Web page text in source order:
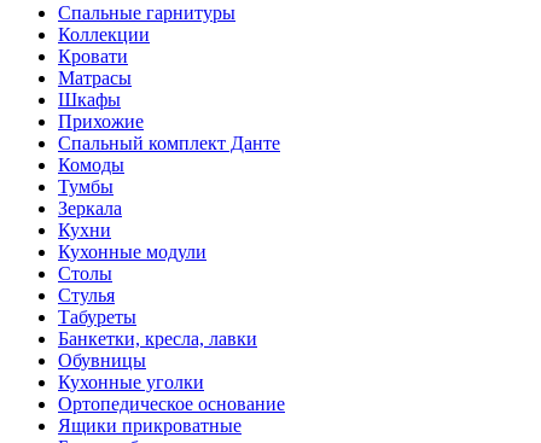
Спальные гарнитуры
Коллекции
Кровати
Матрасы
Шкафы
Прихожие
Спальный комплект Данте
Комоды
Тумбы
Зеркала
Кухни
Кухонные модули
Столы
Стулья
Табуреты
Банкетки, кресла, лавки
Обувницы
Кухонные уголки
Ортопедическое основание
Ящики прикроватные